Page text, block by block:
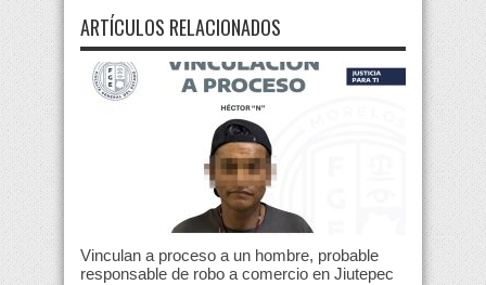
ARTÍCULOS RELACIONADOS
Vinculan a proceso a un hombre, probable
responsable de robo a comercio en Jiutepec